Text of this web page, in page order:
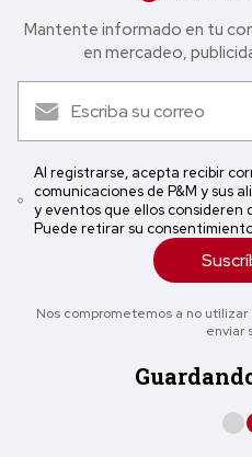
Mantente informado en tu
en mercadeo,
Al registrarse, acepta recibir
comunicaciones de P&M y sus
y eventos que ellos consideren
Puede retirar su
Nos comprometemos a no
enviar